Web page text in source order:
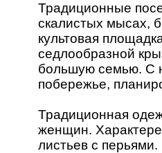
Традиционные
скалистых мысах,
культовая
седлообразной
большую семью. С
побережье,
Традиционная
женщин.
листьев с перьями.